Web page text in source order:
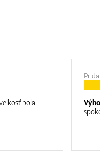
bola